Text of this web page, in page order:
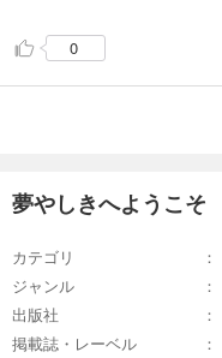
0
夢やしきへようこ
カテゴリ
ジャンル
出版社
掲載誌・レーベル